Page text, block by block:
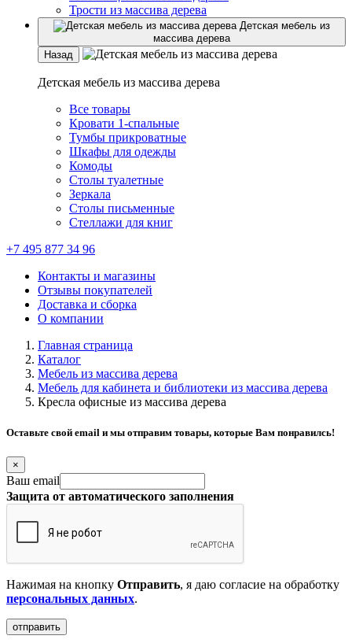
Трости из массива дерева
Детская мебель из
массива дерева
Назад
Детская мебель из массива дерева
Все товары
Кровати 1-спальные
Тумбы прикроватные
Шкафы для одежды
Комоды
Столы туалетные
Зеркала
Столы письменные
Стеллажи для книг
+7 495 877 34 96
Контакты и магазины
Отзывы покупателей
Доставка и сборка
О компании
Главная страница
Каталог
Мебель из массива дерева
Мебель для кабинета и библиотеки из массива дерева
Кресла офисные из массива дерева
Оставьте свой email и мы отправим товары, которые Вам понравилсь!
×
Ваш email
Защита от автоматического заполнения
Нажимая на кнопку Отправить, я даю согласие на обработку
персональных данных.